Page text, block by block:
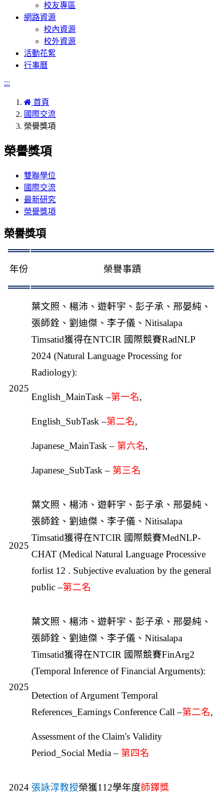
校友專區
網路資源
校內資源
校外資源
活動花絮
行事曆
:::
首頁
國際交流
榮譽獎項
榮譽獎項
雙聯學位
國際交流
最新研究
榮譽獎項
榮譽獎項
年份 榮譽事蹟
2025
葉文照、楊沛、遊軒宇、彭子承、邢晏純、
張師銓、劉迪傑、李子儀、Nitisalapa
Timsatid獲得在NTCIR 國際競賽RadNLP
2024 (Natural Language Processing for
Radiology):
English_MainTask –第一名,
English_SubTask–第二名,
Japanese_MainTask– 第六名,
Japanese_SubTask– 第三名
2025
葉文照、楊沛、遊軒宇、彭子承、邢晏純、
張師銓、劉迪傑、李子儀、Nitisalapa
Timsatid獲得在NTCIR 國際競賽MedNLP-
CHAT (Medical Natural Language Processive
forlist 12 . Subjective evaluation by the general
public –第二名
2025
葉文照、楊沛、遊軒宇、彭子承、邢晏純、
張師銓、劉迪傑、李子儀、Nitisalapa
Timsatid獲得在NTCIR 國際競賽FinArg2
(Temporal Inference of Financial Arguments):
Detection of Argument Temporal
References_Earnings Conference Call –第二名,
Assessment of the Claim's Validity
Period_Social Media– 第四名
2024 張詠淳教授榮獲112學年度師鐸獎